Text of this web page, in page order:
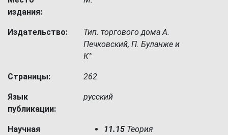
издания:
Издательство:
Тип. торгового дома А.
Печковский, П. Буланже и
К°
Страницы: 262
Язык
публикации:
русский
Научная
11.15 Теория